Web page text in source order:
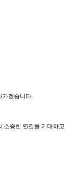
가겠습니다.
소중한 연결을 기대하고